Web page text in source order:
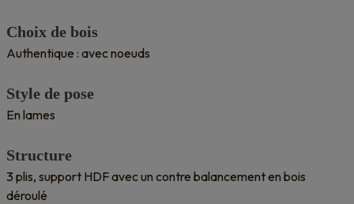
Choix de bois
Authentique : avec noeuds
Style de pose
En lames
Structure
3 plis, support HDF avec un contre balancement en bois
déroulé